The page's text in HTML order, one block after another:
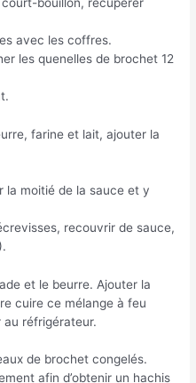
avec les coffres.
les quenelles de brochet 12
farine et lait, ajouter la
la moitié de la sauce et y
recouvrir de sauce,
et le beurre. Ajouter la
cuire ce mélange à feu
au réfrigérateur.
de brochet congelés.
afin d’obtenir un hachis